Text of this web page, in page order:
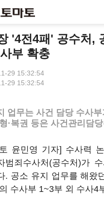
'4전4패' 공수처,
부 확충
29 15:32:54
29 15:32:54
업무는 사건 담당 수사부
·복권 등은 사건관리담
윤민영 기자] 수사력
범죄수사처(공수처)가
. 공소 유지 업무를 해왔
수사부 1~3부 외 수사4